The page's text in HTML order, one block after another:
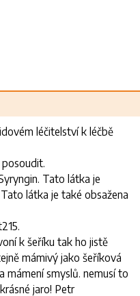
léčitelství k léčbě
Tato látka je
látka je také obsažena
k šeříku tak ho jistě
mámivý jako šeříková
mámení smyslů. nemusí to
jaro! Petr